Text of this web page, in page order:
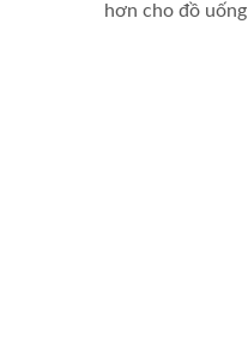
hơn cho đồ uống